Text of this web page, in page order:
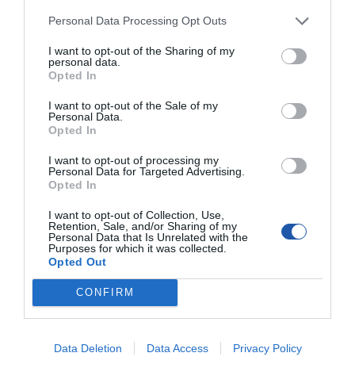
Personal Data Processing Opt Outs
I want to opt-out of the Sharing of my
personal data.
Opted In
I want to opt-out of the Sale of my
Personal Data.
Opted In
I want to opt-out of processing my
Personal Data for Targeted Advertising.
Opted In
I want to opt-out of Collection, Use,
Retention, Sale, and/or Sharing of my
Personal Data that Is Unrelated with the
Purposes for which it was collected.
Opted Out
CONFIRM
Data Deletion Data Access Privacy Policy
INFORMACJE HANDLOWE
producenta
Adres: Patriot Memory, Inc. 47027 Benicia
E-mail: Informacje kontaktowe dostępne na
stronie: https://www.patriotmemory.com/zh-
https://www.patriotmemory.com/
Pomoc
techniczna
https://support.patriotmemory.com/hc/en-us#
ZAPYTANIE O PRODUKT